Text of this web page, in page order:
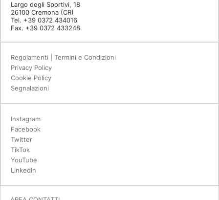
Largo degli Sportivi, 18
26100 Cremona (CR)
Tel. +39 0372 434016
Fax. +39 0372 433248
Regolamenti | Termini e Condizioni
Privacy Policy
Cookie Policy
Segnalazioni
Instagram
Facebook
Twitter
TikTok
YouTube
LinkedIn